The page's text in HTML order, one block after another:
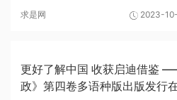
精神的重大举措，是一件事关全局
求是网 2023-
更好了解中国 收获启迪借鉴
政》第四卷多语种版出版发行